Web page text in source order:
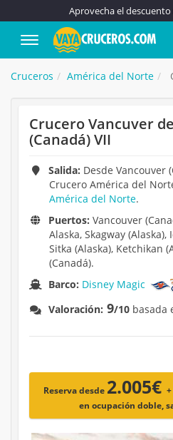
Aprovecha el
Cruceros América del Norte
Crucero Vancuver
(Canadá) VII
Salida: Desde Vancouver
Crucero América del
América del Norte.
Puertos: Vancouver
Alaska, Skagway
Sitka (Alaska), Ketchikan
(Canadá).
Barco: Disney Magic
Valoración: 9/10 basada
Reserva desde 2.005€
en ocupación doble,